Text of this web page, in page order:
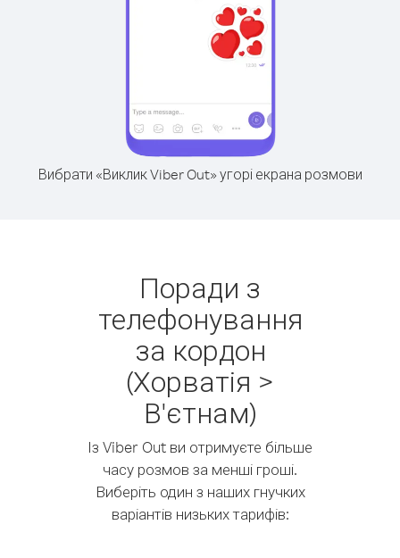
Вибрати «Виклик Viber Out» угорі екрана розмови
Поради з
телефонування
за кордон
(Хорватія >
В'єтнам)
Із Viber Out ви отримуєте більше
часу розмов за менші гроші.
Виберіть один з наших гнучких
варіантів низьких тарифів: